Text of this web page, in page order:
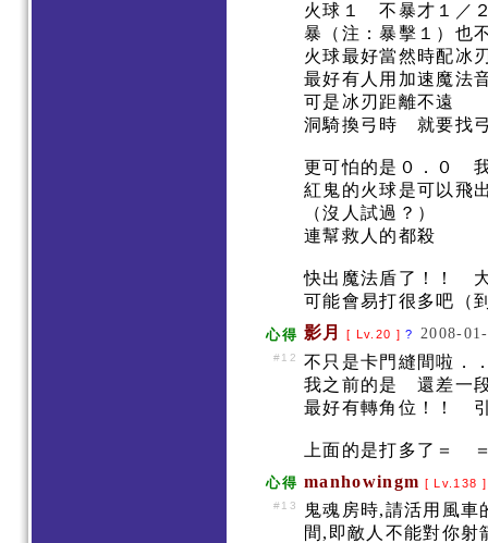
火球１ 不暴才１／
暴（注：暴擊１）也
火球最好當然時配
最好有人用加速魔法
可是冰刃距離不遠
洞騎換弓時 就要
更可怕的是０．０
紅鬼的火球是可以飛
（沒人試過？）
連幫救人的都殺
快出魔法盾了！！
可能會易打很多吧（
心得 影月 [ Lv.20 ]? 2008-
#12
不只是卡門縫間啦．
我之前的是 還差一
最好有轉角位！！
上面的是打多了＝
心得 manhowingm [ Lv.138
#13
鬼魂房時,請活用風車
間,即敵人不能對你